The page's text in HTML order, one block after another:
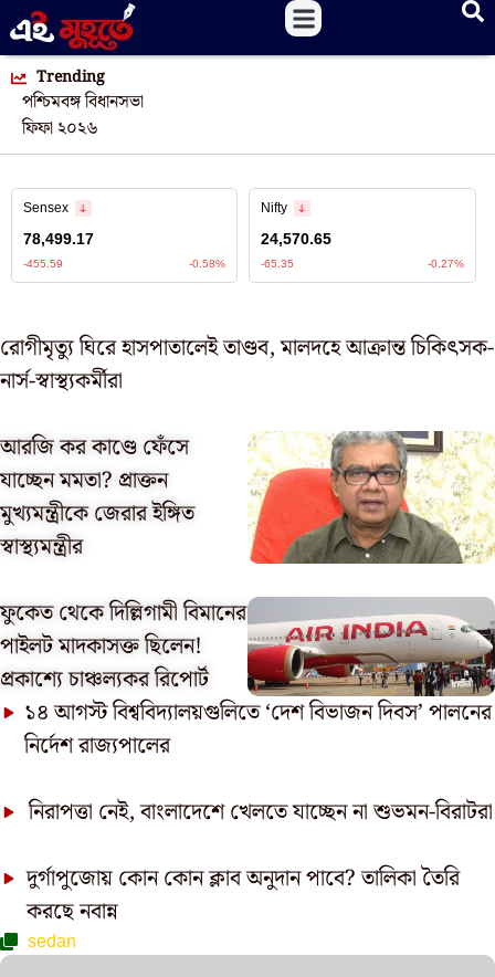
Trending
পশ্চিমবঙ্গ বিধানসভা
ফিফা ২০২৬
রোগীমৃত্যু ঘিরে হাসপাতালেই তাণ্ডব, মালদহে আক্রান্ত চিকিৎসক-
নার্স-স্বাস্থ্যকর্মীরা
আরজি কর কাণ্ডে ফেঁসে
যাচ্ছেন মমতা? প্রাক্তন
মুখ্যমন্ত্রীকে জেরার ইঙ্গিত
স্বাস্থ্যমন্ত্রীর
ফুকেত থেকে দিল্লিগামী বিমানের
পাইলট মাদকাসক্ত ছিলেন!
প্রকাশ্যে চাঞ্চল্যকর রিপোর্ট
১৪ আগস্ট বিশ্ববিদ্যালয়গুলিতে ‘দেশ বিভাজন দিবস’ পালনের
নির্দেশ রাজ্যপালের
নিরাপত্তা নেই, বাংলাদেশে খেলতে যাচ্ছেন না শুভমন-বিরাটরা
দুর্গাপুজোয় কোন কোন ক্লাব অনুদান পাবে? তালিকা তৈরি
করছে নবান্ন
sedan